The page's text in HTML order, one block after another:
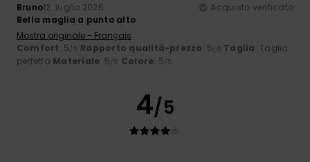
Bruno12. luglio 2026
Acquisto verificato
Bella maglia a punto alto
Mostra originale - Français
Comfort: 5/5 Rapporto qualità-prezzo: 5/5 Taglia: Taglia
perfetta Materiale: 5/5 Colore: 5/5
4/5